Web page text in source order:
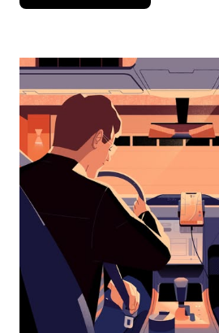
で
ン
ダ
ー
を
操
作
し、
を
選
択